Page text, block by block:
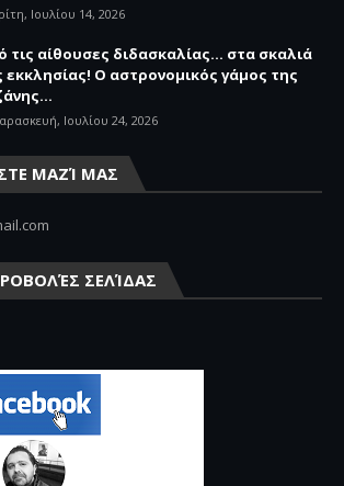
Ιουλίου 14, 2026
τις αίθουσες διδασκαλίας… στα σκαλιά
εκκλησίας! Ο αστρονομικός γάμος της
Ιουλίου 24, 2026
ΜΑΖΊ ΜΑΣ
ΣΕΛΊΔΑΣ